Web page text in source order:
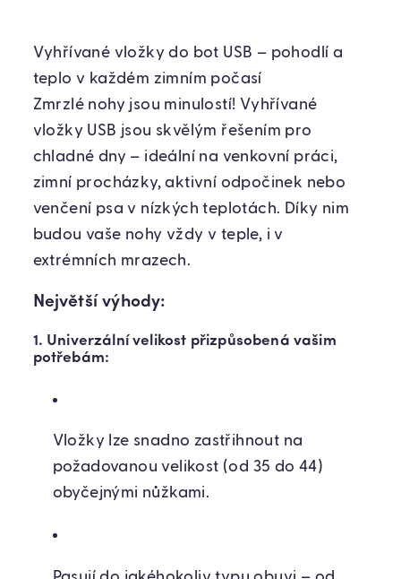
Vyhřívané vložky do bot USB – pohodlí a
teplo v každém zimním počasí
Zmrzlé nohy jsou minulostí! Vyhřívané
vložky USB jsou skvělým řešením pro
chladné dny – ideální na venkovní práci,
zimní procházky, aktivní odpočinek nebo
venčení psa v nízkých teplotách. Díky nim
budou vaše nohy vždy v teple, i v
extrémních mrazech.
Největší výhody:
1. Univerzální velikost přizpůsobená vašim
potřebám:
Vložky lze snadno zastřihnout na
požadovanou velikost (od 35 do 44)
obyčejnými nůžkami.